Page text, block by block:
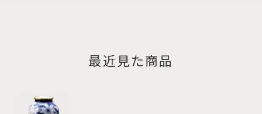
最近見た商品